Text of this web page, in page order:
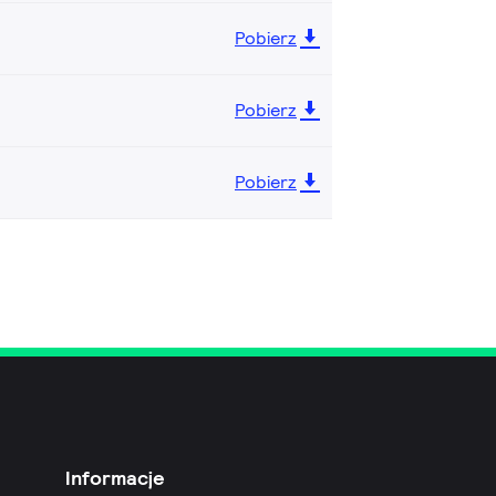
Pobierz
Pobierz
Pobierz
Informacje